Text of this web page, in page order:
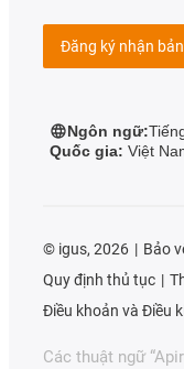
Đăng ký nhận
Ngôn ngữ:
Quốc gia: Việt
© igus, 2026 Bảo
Quy định thủ tục
Điều khoản và Điều
Các thuật ngữ